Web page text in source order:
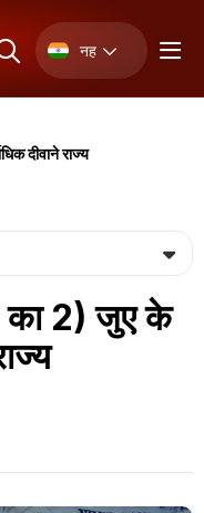
नह
दीवाने राज्य
का 2) जुए के